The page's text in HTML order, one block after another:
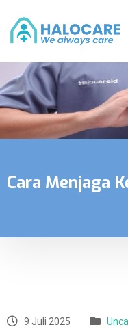
Cara Menjaga
9 Juli 2025